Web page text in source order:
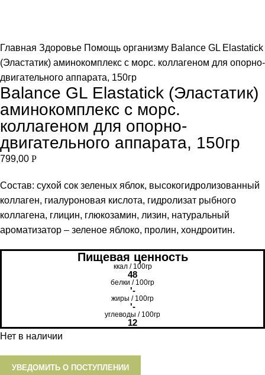
Главная Здоровье Помощь организму Balance GL Elastatick
(Эластатик) аминокомплекс с морс. коллагеном для опорно-
двигательного аппарата, 150гр
Balance GL Elastatick (Эластатик)
аминокомплекс с морс.
коллагеном для опорно-
двигательного аппарата, 150гр
799,00 Р
Состав: cухой сок зеленых яблок, высокогидролизованный
коллаген, гиалуроновая кислота, гидролизат рыбного
коллагена, глицин, глюкозамин, лизин, натуральный
ароматизатор – зеленое яблоко, пролин, хондроитин.
Пищевая ценность
ккал / 100гр
48
белки / 100гр
'-
жиры / 100гр
'-
углеводы / 100гр
12
Нет в наличии
УВЕДОМИТЬ О ПОСТУПЛЕНИИ